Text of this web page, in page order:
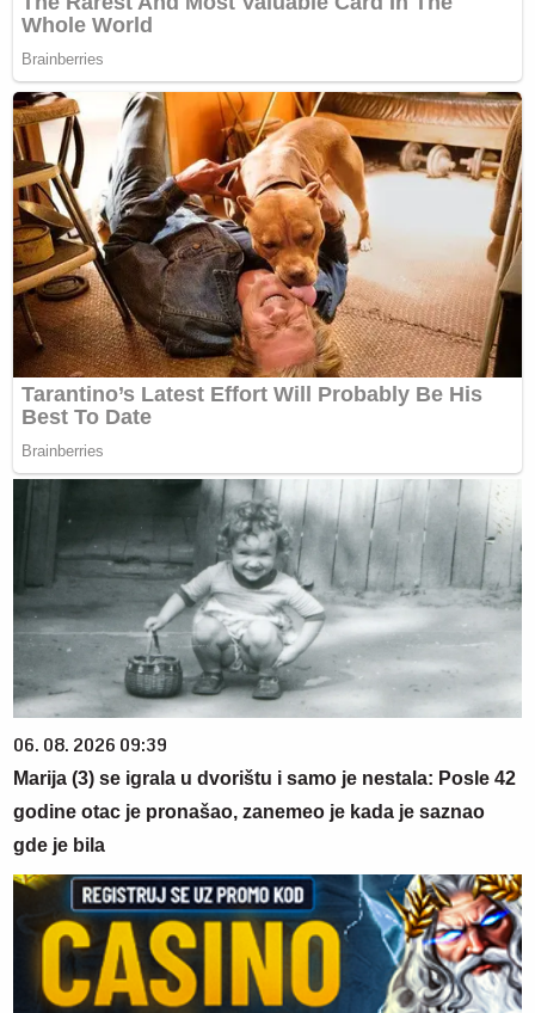
06. 08. 2026 09:39
Marija (3) se igrala u dvorištu i samo je nestala: Posle 42
godine otac je pronašao, zanemeo je kada je saznao
gde je bila